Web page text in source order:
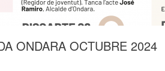
ONDARA OCTUBRE 2024